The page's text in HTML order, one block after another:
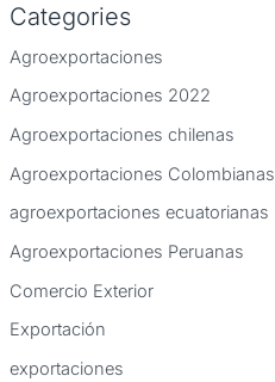
Categories
Agroexportaciones
Agroexportaciones 2022
Agroexportaciones chilenas
Agroexportaciones Colombianas
agroexportaciones ecuatorianas
Agroexportaciones Peruanas
Comercio Exterior
Exportación
exportaciones